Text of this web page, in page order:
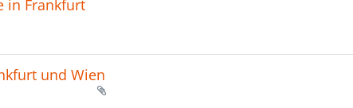
in Frankfurt
und Wien